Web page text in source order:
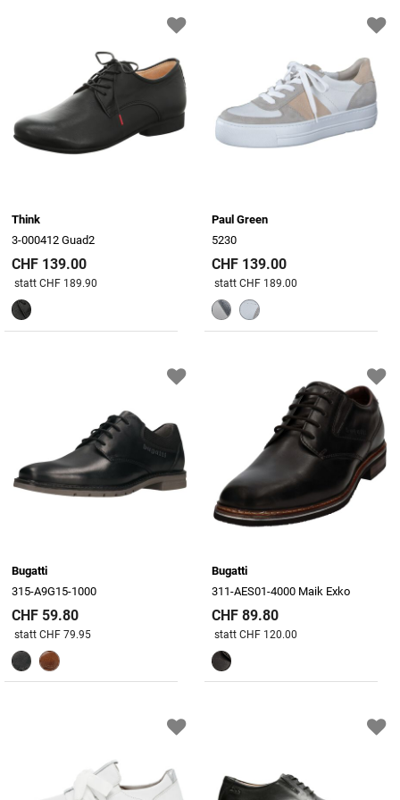
Think
3-000412 Guad2
CHF 139.00
Preis reduziert von
statt CHF 189.90
Paul Green
5230
CHF 139.00
Preis reduziert von
statt CHF 189.00
Bugatti
315-A9G15-1000
CHF 59.80
Preis reduziert von
statt CHF 79.95An
Bugatti
311-AES01-4000 Maik Exko
CHF 89.80
Preis reduziert von
statt CHF 120.00